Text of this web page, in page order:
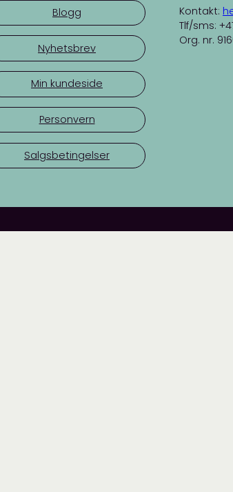
Blogg
Nyhetsbrev
Min kundeside
Personvern
Salgsbetingelser
Kontakt:
Tlf/sms:
Org. nr.